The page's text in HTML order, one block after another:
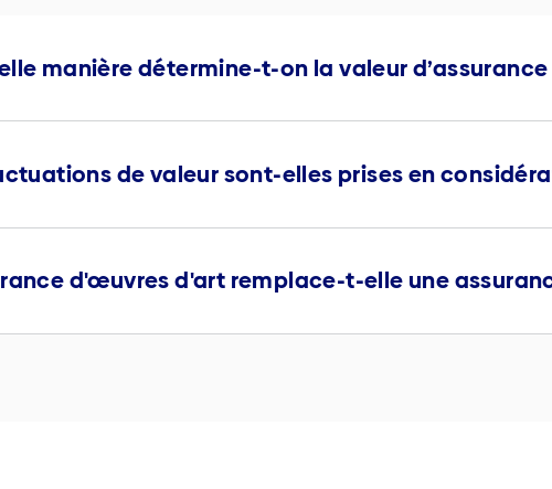
manière détermine-t-on la valeur d’assurance
de valeur sont-elles prises en
d'œuvres d'art remplace-t-elle une